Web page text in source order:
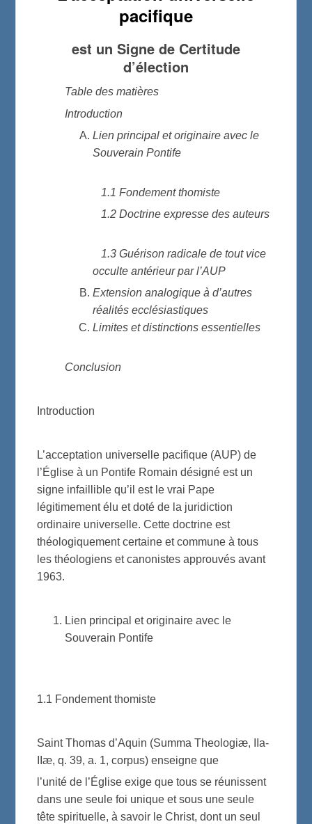
pacifique
est un Signe de Certitude
d’élection
Table des matières
Introduction
Lien principal et originaire avec le
Souverain Pontife
1.1 Fondement thomiste
1.2 Doctrine expresse des auteurs
1.3 Guérison radicale de tout vice
occulte antérieur par l’AUP
Extension analogique à d’autres
réalités ecclésiastiques
Limites et distinctions essentielles
Conclusion
Introduction
L’acceptation universelle pacifique (AUP) de
l’Église à un Pontife Romain désigné est un
signe infaillible qu’il est le vrai Pape
légitimement élu et doté de la juridiction
ordinaire universelle. Cette doctrine est
théologiquement certaine et commune à tous
les théologiens et canonistes approuvés avant
1963.
Lien principal et originaire avec le
Souverain Pontife
1.1 Fondement thomiste
Saint Thomas d’Aquin (Summa Theologiæ, IIa-
IIæ, q. 39, a. 1, corpus) enseigne que
l’unité de l’Église exige que tous se réunissent
dans une seule foi unique et sous une seule
tête spirituelle, à savoir le Christ, dont un seul